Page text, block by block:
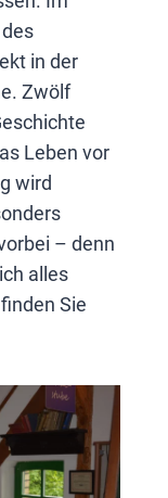
in der
Zwölf
Leben vor
wird
– denn
alles
Sie